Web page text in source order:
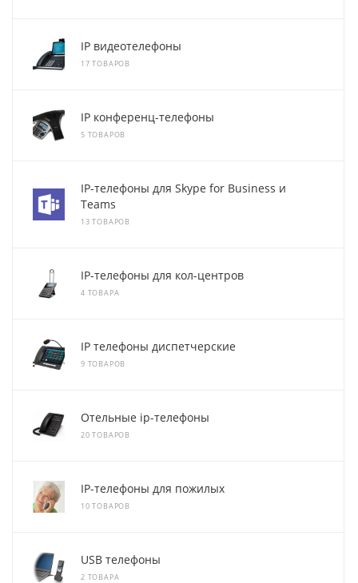
IP видеотелефоны
17 ТОВАРОВ
IP конференц-телефоны
5 ТОВАРОВ
IP-телефоны для Skype for Business и
Teams
13 ТОВАРОВ
IP-телефоны для кол-центров
4 ТОВАРА
IP телефоны диспетчерские
9 ТОВАРОВ
Отельные ip-телефоны
20 ТОВАРОВ
IP-телефоны для пожилых
10 ТОВАРОВ
USB телефоны
2 ТОВАРА